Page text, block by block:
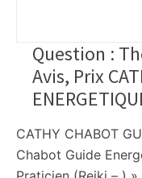
Question :
Avis, Prix
CATHY CHABOT
Chabot Guide